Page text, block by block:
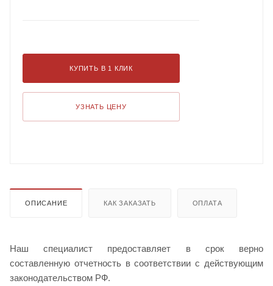
КУПИТЬ В 1 КЛИК
УЗНАТЬ ЦЕНУ
ОПИСАНИЕ КАК ЗАКАЗАТЬ ОПЛАТА
Наш специалист предоставляет в срок верно
составленную отчетность в соответствии с действующим
законодательством РФ.